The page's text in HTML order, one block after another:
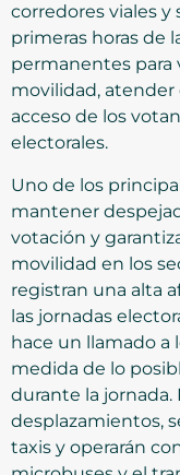
corredores viales y
primeras horas de
permanentes para
movilidad, atender
acceso de los
electorales.
Uno de los
mantener
votación y
movilidad en los
registran una alta
las jornadas
hace un llamado a
medida de lo
durante la jornada.
desplazamientos,
taxis y operarán